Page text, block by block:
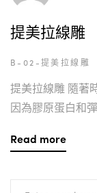
提美拉線雕
B-02-提美拉線雕
提美拉線雕 隨著
因為膠原蛋白和
Read more